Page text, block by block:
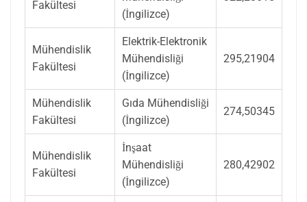
Fakültesi
(İngilizce)
Mühendislik
Fakültesi
Elektrik-Elektronik
Mühendisliği
(İngilizce)
295,21904
Mühendislik
Fakültesi
Gıda Mühendisliği
(İngilizce)
274,50345
Mühendislik
Fakültesi
İnşaat
Mühendisliği
(İngilizce)
280,42902